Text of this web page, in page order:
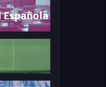
Española